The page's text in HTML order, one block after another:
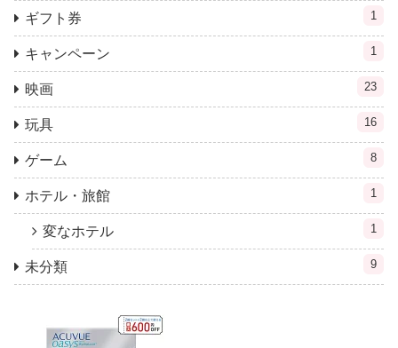
ギフト券 1
キャンペーン 1
映画 23
玩具 16
ゲーム 8
ホテル・旅館 1
変なホテル 1
未分類 9